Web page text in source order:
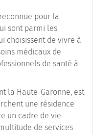
pour la
sont parmi les
choisissent de vivre à
médicaux de
de santé à
la Haute-Garonne, est
une résidence
un cadre de vie
de services